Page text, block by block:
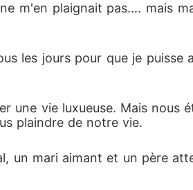
m'en plaignait pas.... mais
les jours pour que je puisse
vie luxueuse. Mais nous
plaindre de notre vie.
un mari aimant et un père